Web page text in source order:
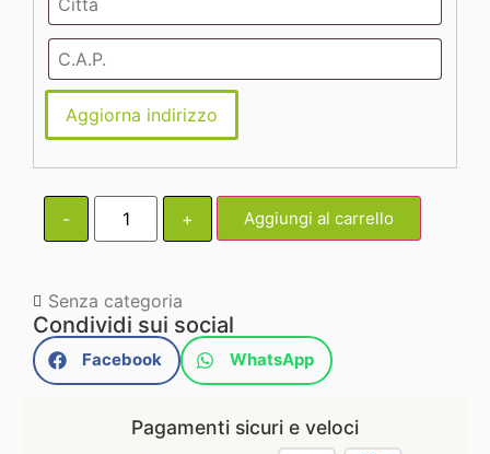
Aggiorna indirizzo
- + Aggiungi al carrello
Senza categoria
Condividi sui social
Facebook WhatsApp
Pagamenti sicuri e veloci